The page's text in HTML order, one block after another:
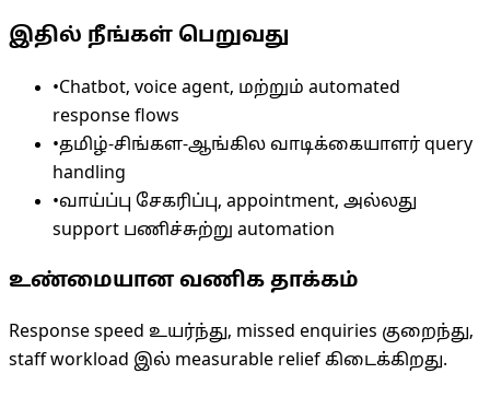
இதில் நீங்கள் பெறுவது
•Chatbot, voice agent, மற்றும் automated
response flows
•தமிழ்-சிங்கள-ஆங்கில வாடிக்கையாளர் query
handling
•வாய்ப்பு சேகரிப்பு, appointment, அல்லது
support பணிச்சுற்று automation
உண்மையான வணிக தாக்கம்
Response speed உயர்ந்து, missed enquiries குறைந்து,
staff workload இல் measurable relief கிடைக்கிறது.